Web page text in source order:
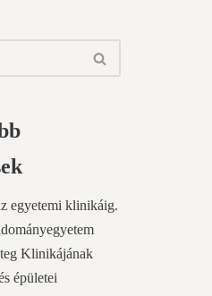
egyetemi klinikáig.
Klinikájának
épületei